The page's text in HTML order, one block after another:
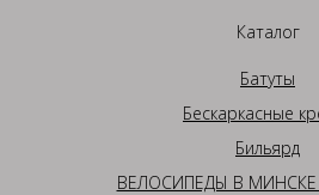
Каталог
Батуты
Бескаркасные
Бильярд
ВЕЛОСИПЕДЫ В МИНСКЕ